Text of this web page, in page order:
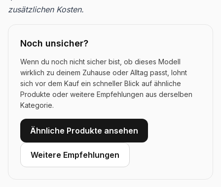
zusätzlichen Kosten.
Noch unsicher?
Wenn du noch nicht sicher bist, ob dieses Modell
wirklich zu deinem Zuhause oder Alltag passt, lohnt
sich vor dem Kauf ein schneller Blick auf ähnliche
Produkte oder weitere Empfehlungen aus derselben
Kategorie.
Ähnliche Produkte ansehen
Weitere Empfehlungen